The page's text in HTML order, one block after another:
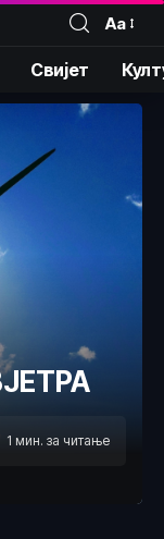
Аа
Свијет
1 мин. за читање